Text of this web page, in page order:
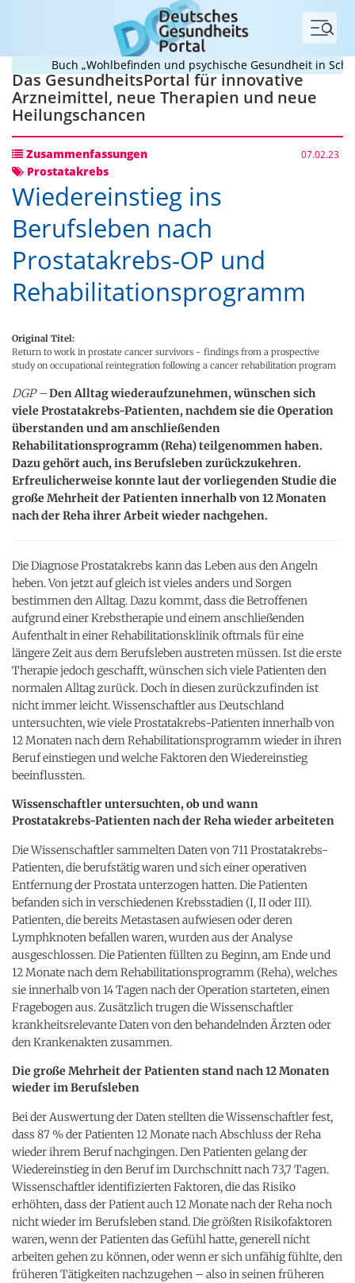
Menü
Buch „Wohlbefinden und psychische Gesundheit in Schule
Das GesundheitsPortal für innovative
Arzneimittel, neue Therapien und neue
Heilungschancen
Zusammenfassungen 07.02.23
Prostatakrebs
Wiedereinstieg ins
Berufsleben nach
Prostatakrebs-OP und
Rehabilitationsprogramm
Original Titel:
Return to work in prostate cancer survivors - findings from a prospective
study on occupational reintegration following a cancer rehabilitation program
DGP –Den Alltag wiederaufzunehmen, wünschen sich
viele Prostatakrebs-Patienten, nachdem sie die Operation
überstanden und am anschließenden
Rehabilitationsprogramm (Reha) teilgenommen haben.
Dazu gehört auch, ins Berufsleben zurückzukehren.
Erfreulicherweise konnte laut der vorliegenden Studie die
große Mehrheit der Patienten innerhalb von 12 Monaten
nach der Reha ihrer Arbeit wieder nachgehen.
Die Diagnose Prostatakrebs kann das Leben aus den Angeln
heben. Von jetzt auf gleich ist vieles anders und Sorgen
bestimmen den Alltag. Dazu kommt, dass die Betroffenen
aufgrund einer Krebstherapie und einem anschließenden
Aufenthalt in einer Rehabilitationsklinik oftmals für eine
längere Zeit aus dem Berufsleben austreten müssen. Ist die erste
Therapie jedoch geschafft, wünschen sich viele Patienten den
normalen Alltag zurück. Doch in diesen zurückzufinden ist
nicht immer leicht. Wissenschaftler aus Deutschland
untersuchten, wie viele Prostatakrebs-Patienten innerhalb von
12 Monaten nach dem Rehabilitationsprogramm wieder in ihren
Beruf einstiegen und welche Faktoren den Wiedereinstieg
beeinflussten.
Wissenschaftler untersuchten, ob und wann
Prostatakrebs-Patienten nach der Reha wieder arbeiteten
Die Wissenschaftler sammelten Daten von 711 Prostatakrebs-
Patienten, die berufstätig waren und sich einer operativen
Entfernung der Prostata unterzogen hatten. Die Patienten
befanden sich in verschiedenen Krebsstadien (I, II oder III).
Patienten, die bereits Metastasen aufwiesen oder deren
Lymphknoten befallen waren, wurden aus der Analyse
ausgeschlossen. Die Patienten füllten zu Beginn, am Ende und
12 Monate nach dem Rehabilitationsprogramm (Reha), welches
sie innerhalb von 14 Tagen nach der Operation starteten, einen
Fragebogen aus. Zusätzlich trugen die Wissenschaftler
krankheitsrelevante Daten von den behandelnden Ärzten oder
den Krankenakten zusammen.
Die große Mehrheit der Patienten stand nach 12 Monaten
wieder im Berufsleben
Bei der Auswertung der Daten stellten die Wissenschaftler fest,
dass 87 % der Patienten 12 Monate nach Abschluss der Reha
wieder ihrem Beruf nachgingen. Den Patienten gelang der
Wiedereinstieg in den Beruf im Durchschnitt nach 73,7 Tagen.
Wissenschaftler identifizierten Faktoren, die das Risiko
erhöhten, dass der Patient auch 12 Monate nach der Reha noch
nicht wieder im Berufsleben stand. Die größten Risikofaktoren
waren, wenn der Patienten das Gefühl hatte, generell nicht
arbeiten gehen zu können, oder wenn er sich unfähig fühlte, den
früheren Tätigkeiten nachzugehen – also in seinen früheren